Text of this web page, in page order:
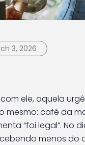
3, 2026
ele, aquela
mesmo: café da
“foi legal”. No
menos do